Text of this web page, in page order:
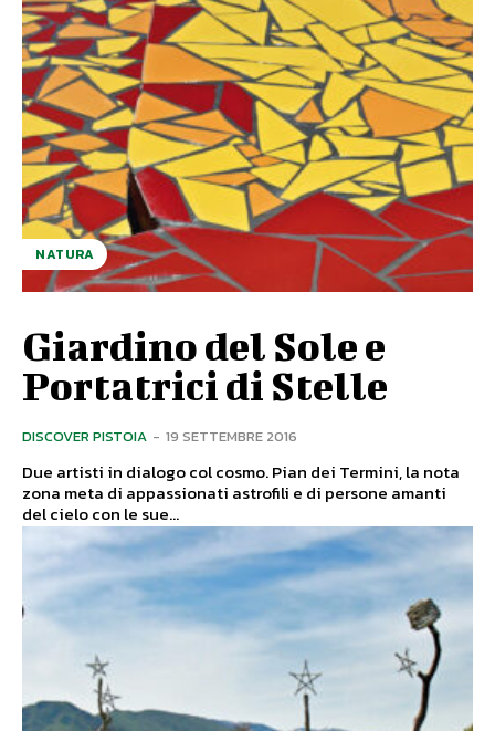
NATURA
Giardino del Sole e
Portatrici di Stelle
DISCOVER PISTOIA - 19 SETTEMBRE 2016
Due artisti in dialogo col cosmo. Pian dei Termini, la nota
zona meta di appassionati astrofili e di persone amanti
del cielo con le sue...